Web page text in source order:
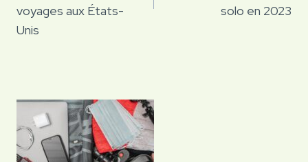
voyages aux États-
Unis
solo en 2023